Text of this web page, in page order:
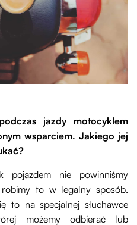
jazdy motocyklem
wsparciem. Jakiego jej
pojazdem nie powinniśmy
to w legalny sposób.
to na specjalnej słuchawce
możemy odbierać lub